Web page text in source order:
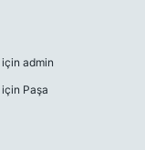
için admin
için Paşa